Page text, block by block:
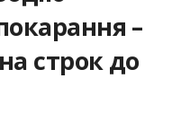
–
строк до